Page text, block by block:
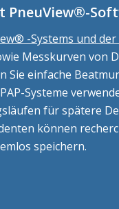
PneuView®-
-Systems und
Messkurven von
Sie einfache
Systeme
für spätere
können
speichern.